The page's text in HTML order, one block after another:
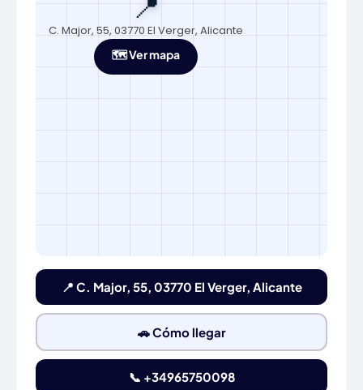
C. Major, 55, 03770 El Verger, Alicante
🗺️ Ver mapa
📍 C. Major, 55, 03770 El Verger, Alicante
🚗 Cómo llegar
📞 +34965750098